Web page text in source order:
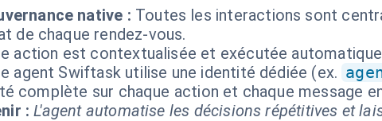
native : Toutes les interactions sont
de chaque rendez-vous.
action est contextualisée et exécutée
agent Swiftask utilise une identité dédiée (ex.
complète sur chaque action et chaque message
: L'agent automatise les décisions répétitives et